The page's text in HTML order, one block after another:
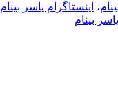
، اینستاگرام یاسر بینام
یاسر بینام